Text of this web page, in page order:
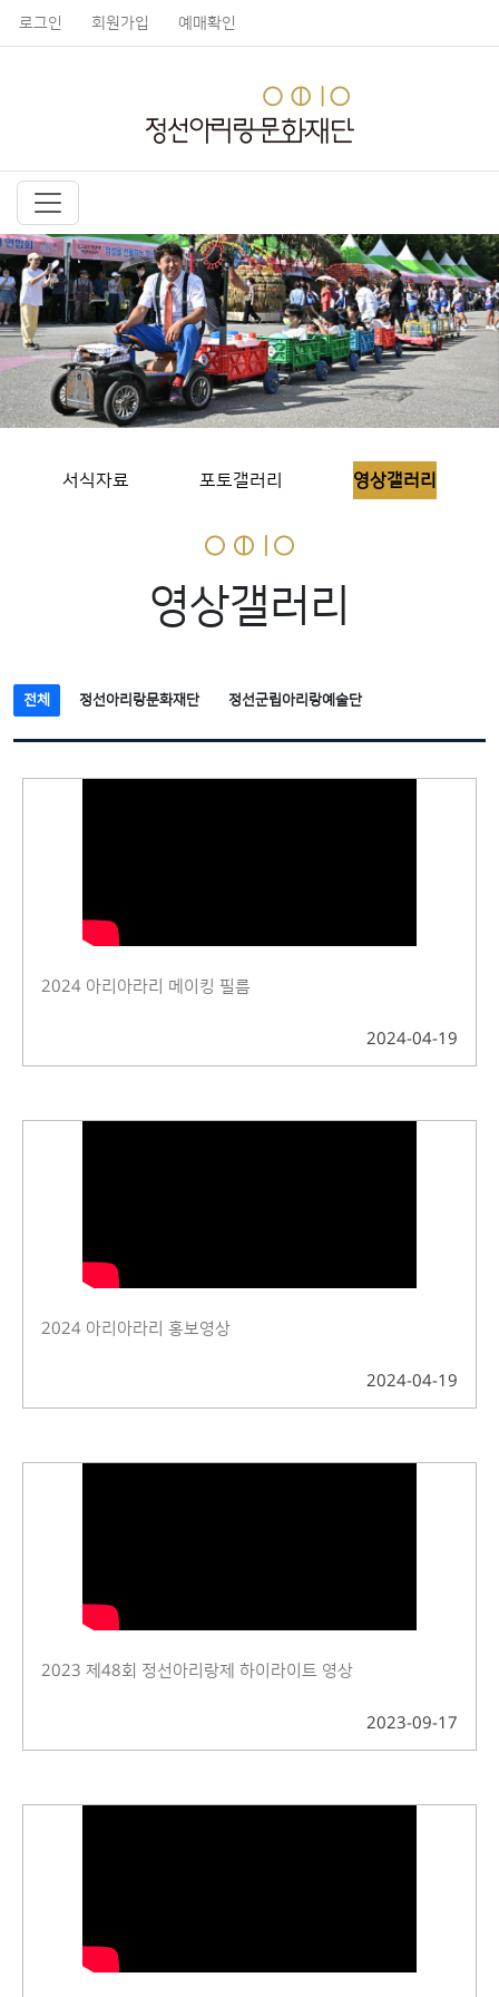
로그인 회원가입 예매확인
서식자료 포토갤러리 영상갤러리
영상갤러리
전체 정선아리랑문화재단 정선군립아리랑예술단
2024 아리아라리 메이킹 필름
2024-04-19
2024 아리아라리 홍보영상
2024-04-19
2023 제48회 정선아리랑제 하이라이트 영상
2023-09-17